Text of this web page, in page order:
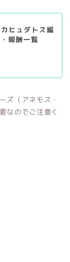
ヒュダトス編
報酬一覧
ズ（アネモス・
なのでご注意く